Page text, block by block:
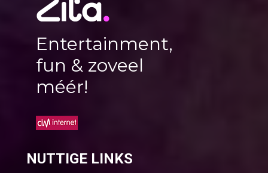
Entertainment,
fun & zoveel
méér!
NUTTIGE LINKS